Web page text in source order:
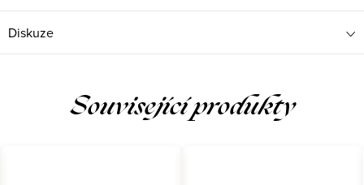
Diskuze
Související produkty